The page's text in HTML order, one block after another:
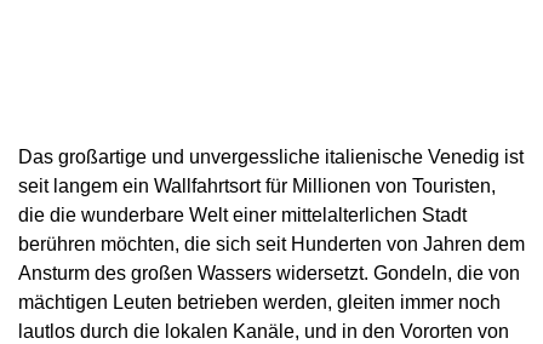
Das großartige und unvergessliche italienische Venedig ist
seit langem ein Wallfahrtsort für Millionen von Touristen,
die die wunderbare Welt einer mittelalterlichen Stadt
berühren möchten, die sich seit Hunderten von Jahren dem
Ansturm des großen Wassers widersetzt. Gondeln, die von
mächtigen Leuten betrieben werden, gleiten immer noch
lautlos durch die lokalen Kanäle, und in den Vororten von